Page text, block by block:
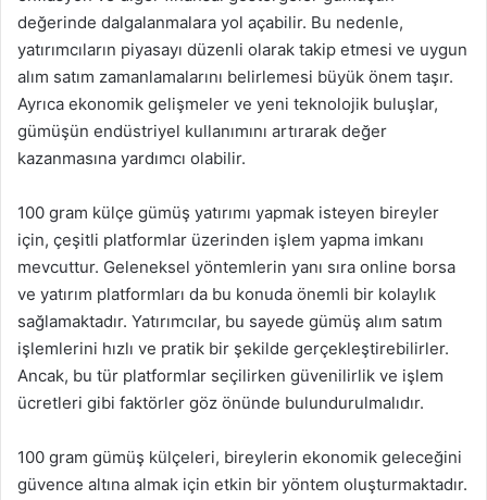
değerinde dalgalanmalara yol açabilir. Bu nedenle,
yatırımcıların piyasayı düzenli olarak takip etmesi ve uygun
alım satım zamanlamalarını belirlemesi büyük önem taşır.
Ayrıca ekonomik gelişmeler ve yeni teknolojik buluşlar,
gümüşün endüstriyel kullanımını artırarak değer
kazanmasına yardımcı olabilir.
100 gram külçe gümüş yatırımı yapmak isteyen bireyler
için, çeşitli platformlar üzerinden işlem yapma imkanı
mevcuttur. Geleneksel yöntemlerin yanı sıra online borsa
ve yatırım platformları da bu konuda önemli bir kolaylık
sağlamaktadır. Yatırımcılar, bu sayede gümüş alım satım
işlemlerini hızlı ve pratik bir şekilde gerçekleştirebilirler.
Ancak, bu tür platformlar seçilirken güvenilirlik ve işlem
ücretleri gibi faktörler göz önünde bulundurulmalıdır.
100 gram gümüş külçeleri, bireylerin ekonomik geleceğini
güvence altına almak için etkin bir yöntem oluşturmaktadır.